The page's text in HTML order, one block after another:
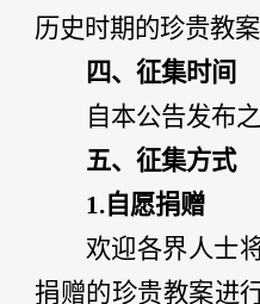
历史时期的珍贵教
四、征集时间
自本公告发布
五、征集方式
1.自愿捐赠
欢迎各界人士
捐赠的珍贵教案进